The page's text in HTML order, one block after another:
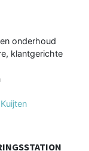
onderhoud
klantgerichte